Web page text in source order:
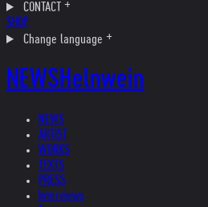
CONTACT
SHOP
Change language
NEWSHelnwein
NEWS
ARTIST
WORKS
TEXTS
PRESS
Interviews